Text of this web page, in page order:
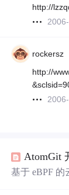
http://
rockersz
http://
基于 eBPF